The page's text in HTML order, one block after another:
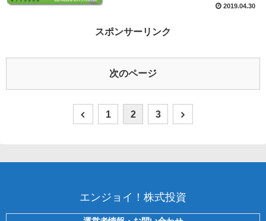
2019.04.30
スポンサーリンク
次のページ
1 2 3
エンジョイ！株式投資